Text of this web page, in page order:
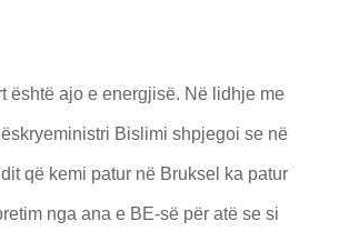
është ajo e energjisë. Në lidhje me
Bislimi shpjegoi se në
që kemi patur në Bruksel ka patur
nga ana e BE-së për atë se si